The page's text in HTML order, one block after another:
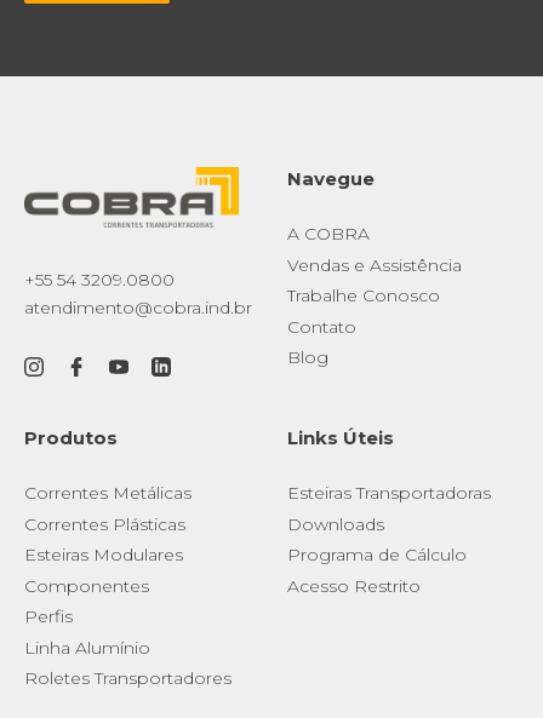
+55 54 3209.0800
atendimento@cobra.ind.br
Navegue
A COBRA
Vendas e Assistência
Trabalhe Conosco
Contato
Blog
Produtos
Correntes Metálicas
Correntes Plásticas
Esteiras Modulares
Componentes
Perfis
Linha Alumínio
Roletes Transportadores
Links Úteis
Esteiras Transportadoras
Downloads
Programa de Cálculo
Acesso Restrito